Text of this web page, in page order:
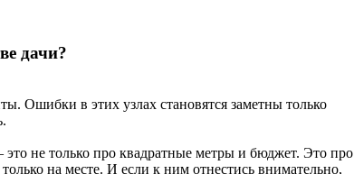
дачи?
Ошибки в этих узлах становятся заметны только
не только про квадратные метры и бюджет. Это про
на месте. И если к ним отнестись внимательно,